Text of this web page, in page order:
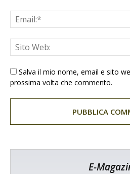
Salva il mio nome, email e sito
prossima volta che commento.
E-